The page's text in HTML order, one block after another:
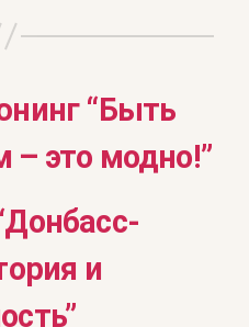
“Быть
это модно!”
и